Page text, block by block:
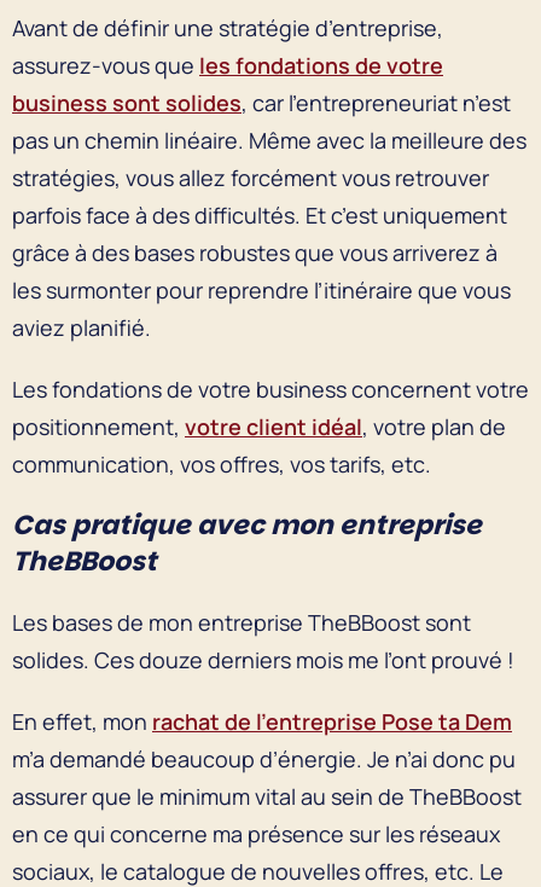
Avant de définir une stratégie d’entreprise,
assurez-vous que les fondations de votre
business sont solides, car l’entrepreneuriat n’est
pas un chemin linéaire. Même avec la meilleure des
stratégies, vous allez forcément vous retrouver
parfois face à des difficultés. Et c’est uniquement
grâce à des bases robustes que vous arriverez à
les surmonter pour reprendre l’itinéraire que vous
aviez planifié.
Les fondations de votre business concernent votre
positionnement, votre client idéal, votre plan de
communication, vos offres, vos tarifs, etc.
Cas pratique avec mon entreprise
TheBBoost
Les bases de mon entreprise TheBBoost sont
solides. Ces douze derniers mois me l’ont prouvé !
En effet, mon rachat de l’entreprise Pose ta Dem
m’a demandé beaucoup d’énergie. Je n’ai donc pu
assurer que le minimum vital au sein de TheBBoost
en ce qui concerne ma présence sur les réseaux
sociaux, le catalogue de nouvelles offres, etc. Le